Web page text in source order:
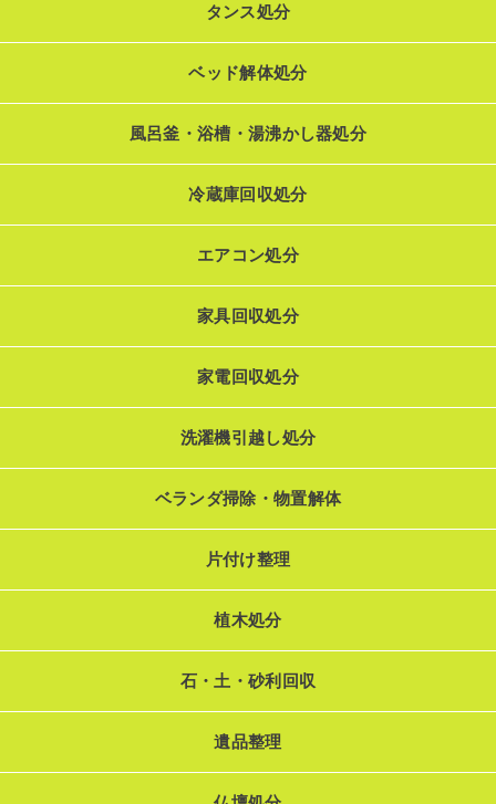
タンス処分
ベッド解体処分
風呂釜・浴槽・湯沸かし器処分
冷蔵庫回収処分
エアコン処分
家具回収処分
家電回収処分
洗濯機引越し処分
ベランダ掃除・物置解体
片付け整理
植木処分
石・土・砂利回収
遺品整理